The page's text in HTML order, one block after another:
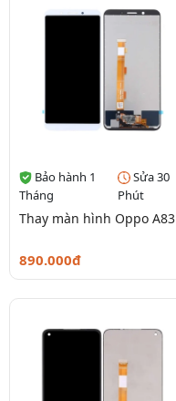
Bảo hành 1
Tháng
Sửa 30
Phút
Thay màn hình Oppo A83
890.000đ